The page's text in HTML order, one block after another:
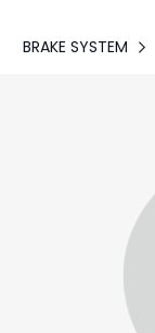
BRAKE SYSTEM